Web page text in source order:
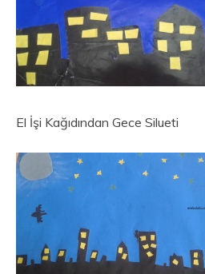
El İşi Kağıdından Gece Silueti